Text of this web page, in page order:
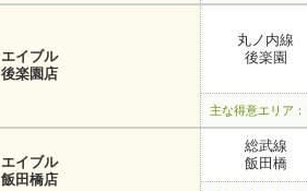
エイブル
後楽園店
丸ノ内線
後楽園
主な得意エリア
エイブル
飯田橋店
総武線
飯田橋